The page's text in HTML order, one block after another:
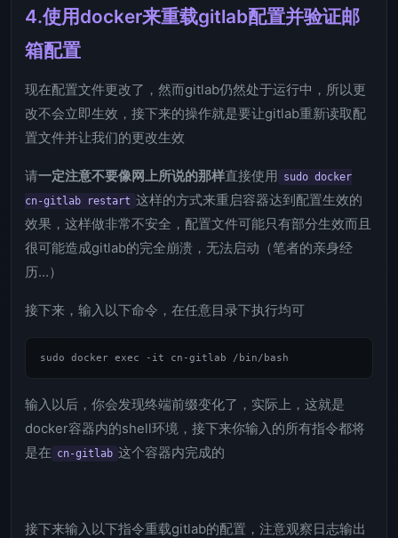
4.使用docker来重载gitlab配置并验证邮
箱配置
现在配置文件更改了，然而gitlab仍然处于运行中，所以更
改不会立即生效，接下来的操作就是要让gitlab重新读取配
置文件并让我们的更改生效
请一定注意不要像网上所说的那样直接使用
sudo docker
cn-gitlab restart 这样的方式来重启容器达到配置生效的
效果，这样做非常不安全，配置文件可能只有部分生效而且
很可能造成gitlab的完全崩溃，无法启动（笔者的亲身经
历…）
接下来，输入以下命令，在任意目录下执行均可
输入以后，你会发现终端前缀变化了，实际上，这就是
docker容器内的shell环境，接下来你输入的所有指令都将
是在 cn-gitlab 这个容器内完成的
接下来输入以下指令重载gitlab的配置，注意观察日志输出